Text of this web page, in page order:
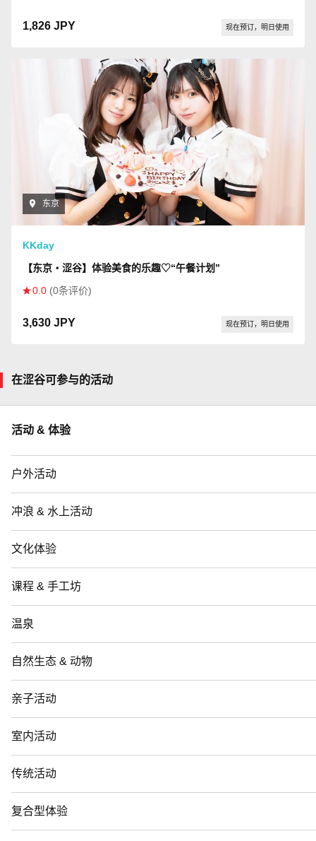
1,826 JPY 现在预订，明日使用
东京
KKday
【东京・涩谷】体验美食的乐趣♡“午餐计划”
0.0 (0条评价)
3,630 JPY 现在预订，明日使用
在涩谷可参与的活动
活动 & 体验
户外活动
冲浪 & 水上活动
文化体验
课程 & 手工坊
温泉
自然生态 & 动物
亲子活动
室内活动
传统活动
复合型体验